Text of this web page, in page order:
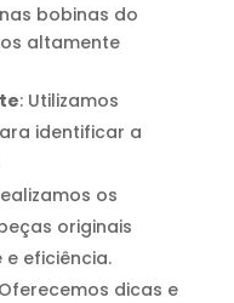
bobinas do
altamente
: Utilizamos
identificar a
os
originais
eficiência.
dicas e